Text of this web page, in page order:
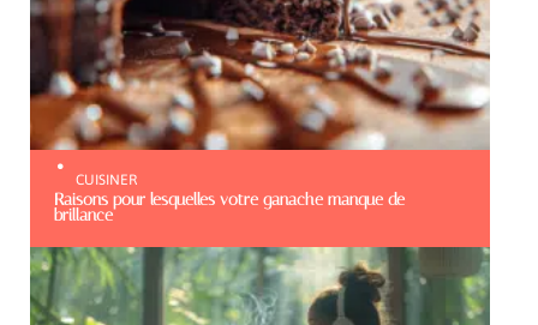
CUISINER
Raisons pour lesquelles votre ganache manque de
brillance